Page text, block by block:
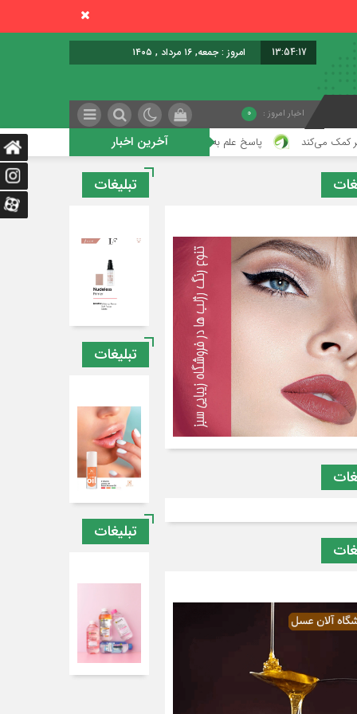
13:54:18 امروز : جمعه, ۱۶ مرداد , ۱۴۰۵
اخبار امروز : 0
آخرین اخبار
پاسخ علم به یکی از قدیمی‌ترین پرسش‌های بشر؛ مغز چگونه تصمیم می‌گیرد
تبلیغات
تبلیغات
تبلیغات